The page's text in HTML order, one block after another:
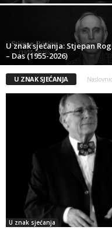
U znak sjećanja: Stjepan
– Das (1955-2026)
U ZNAK SJEĆANJA
U znak sjećanja